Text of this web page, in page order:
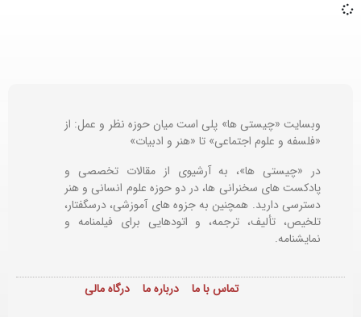
وبسایت «چیستی ها» پلی است میان حوزه نظر و عمل: از
«فلسفه و علوم اجتماعی» تا «هنر و ادبیات»
در «چیستی ها»، به آرشیوی از مقالات تخصصی و
پادکست های سخنرانی ها، در دو حوزه علوم انسانی و هنر
دسترسی دارید. همچنین به جزوه های آموزشی، درسگفتار،
تلخیص، تألیف، ترجمه، و اتودهایی برایفیلمنامه و
نمایشنامه.
تماس با ما درباره ما درگاه مالی